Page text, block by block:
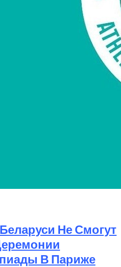
Не Смогут
В Париже